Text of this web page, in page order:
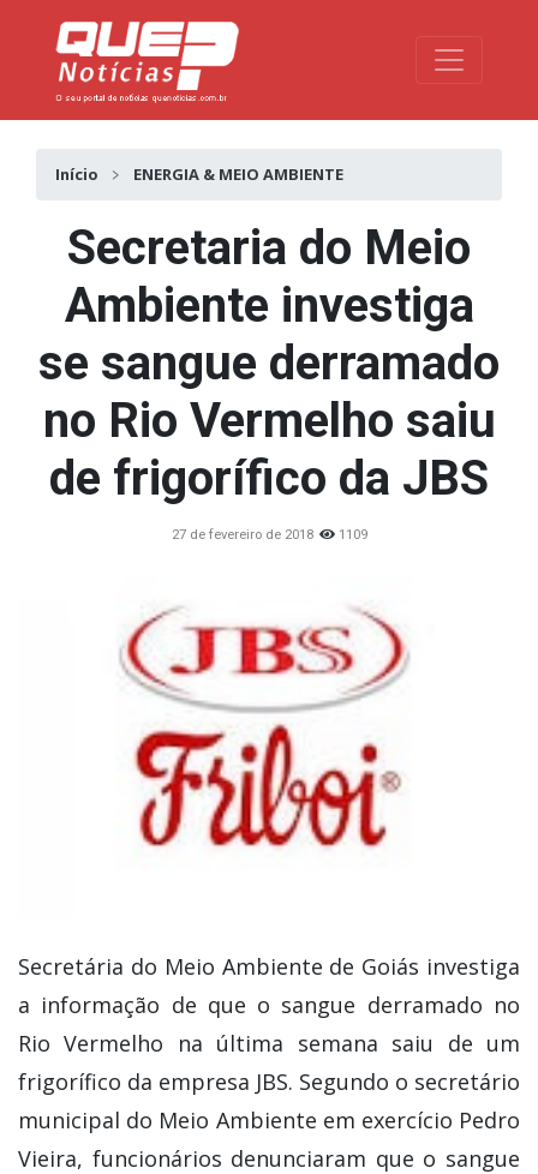
Toggle
Início ENERGIA & MEIO AMBIENTE
Secretaria do Meio
Ambiente investiga
se sangue derramado
no Rio Vermelho saiu
de frigorífico da JBS
27 de fevereiro de 2018 1109
Secretária do Meio Ambiente de Goiás investiga
a informação de que o sangue derramado no
Rio Vermelho na última semana saiu de um
frigorífico da empresa JBS. Segundo o secretário
municipal do Meio Ambiente em exercício Pedro
Vieira, funcionários denunciaram que o sangue